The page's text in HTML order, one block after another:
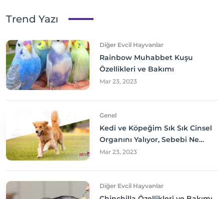
Trend Yazı
Diğer Evcil Hayvanlar
Rainbow Muhabbet Kuşu
Özellikleri ve Bakımı
Mar 23, 2023
Genel
Kedi ve Köpeğim Sık Sık Cinsel
Organını Yalıyor, Sebebi Ne
Olabilir? Neler yapmalıyım?
Mar 23, 2023
Diğer Evcil Hayvanlar